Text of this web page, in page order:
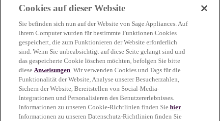
more information)
Cookies auf dieser Website
Sie befinden sich nun auf der Website von Sage Appliances. Auf
Ihrem Computer wurden für bestimmte Funktionen Cookies
gespeichert, die zum Funktionieren der Website erforderlich
sind. Wenn Sie unbeabsichtigt auf diese Seite gelangt sind und
das gespeicherte Cookie löschen möchten, befolgen Sie bitte
dieseAnweisungen. Wir verwenden Cookies und Tags für die
Funktionalität der Website, Analyse unserer Besucherzahlen,
Sichern der Website, Bereitstellen von Social-Media-
Integrationen und Personalisieren des Benutzererlebnisses.
Informationen zu unseren Cookie-Richtlinien finden Siehier.
Informationen zu unseren Datenschutz-Richtlinien finden Sie